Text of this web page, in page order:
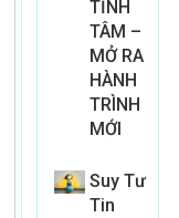
TĨNH
TÂM –
MỞ RA
HÀNH
TRÌNH
MỚI
Suy Tư
Tin